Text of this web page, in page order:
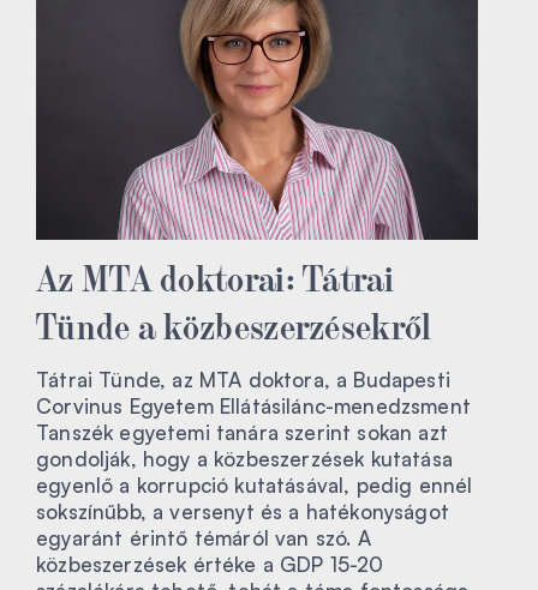
Az MTA doktorai: Tátrai
Tünde a közbeszerzésekről
Tátrai Tünde, az MTA doktora, a Budapesti
Corvinus Egyetem Ellátásilánc-menedzsment
Tanszék egyetemi tanára szerint sokan azt
gondolják, hogy a közbeszerzések kutatása
egyenlő a korrupció kutatásával, pedig ennél
sokszínűbb, a versenyt és a hatékonyságot
egyaránt érintő témáról van szó. A
közbeszerzések értéke a GDP 15-20